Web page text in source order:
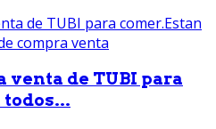
venta de TUBI para